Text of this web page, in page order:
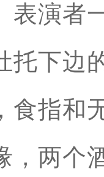
者一
托下边
食指和
，两个